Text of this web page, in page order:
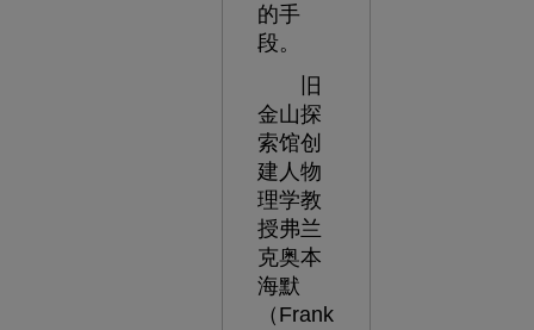
的手
段。
旧
金山探
索馆创
建人物
理学教
授弗兰
克奥本
海默
（Frank